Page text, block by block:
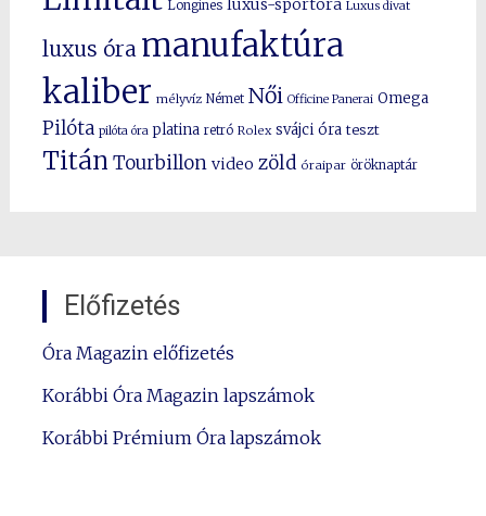
Longines luxus-sportóra Luxus divat
luxus óra manufaktúra
kaliber mélyvíz Német Női Officine Panerai Omega
Pilóta pilóta óra platina retró Rolex svájci óra teszt
Titán Tourbillon video zöld óraipar öröknaptár
Előfizetés
Óra Magazin előfizetés
Korábbi Óra Magazin lapszámok
Korábbi Prémium Óra lapszámok